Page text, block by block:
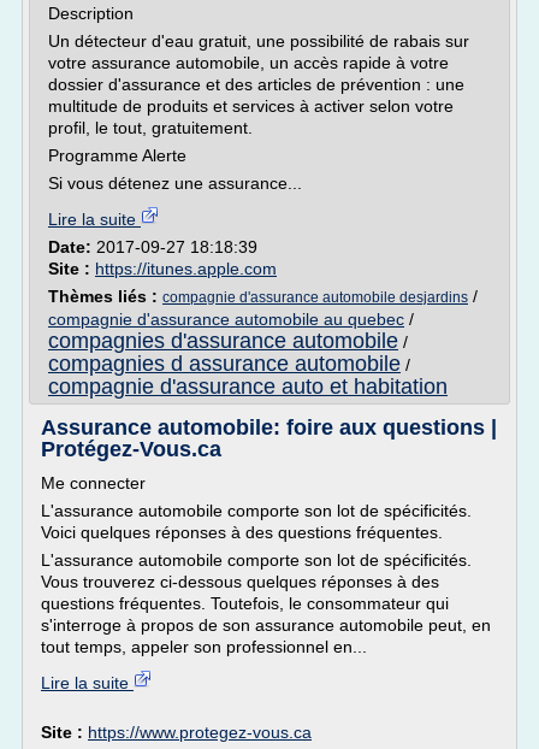
Description
Un détecteur d'eau gratuit, une possibilité de rabais sur
votre assurance automobile, un accès rapide à votre
dossier d'assurance et des articles de prévention : une
multitude de produits et services à activer selon votre
profil, le tout, gratuitement.
Programme Alerte
Si vous détenez une assurance...
Lire la suite
Date: 2017-09-27 18:18:39
Site : https://itunes.apple.com
Thèmes liés : compagnie d'assurance automobile desjardins /
compagnie d'assurance automobile au quebec /
compagnies d'assurance automobile /
compagnies d assurance automobile /
compagnie d'assurance auto et habitation
Assurance automobile: foire aux questions |
Protégez-Vous.ca
Me connecter
L'assurance automobile comporte son lot de spécificités.
Voici quelques réponses à des questions fréquentes.
L'assurance automobile comporte son lot de spécificités.
Vous trouverez ci-dessous quelques réponses à des
questions fréquentes. Toutefois, le consommateur qui
s'interroge à propos de son assurance automobile peut, en
tout temps, appeler son professionnel en...
Lire la suite
Site : https://www.protegez-vous.ca